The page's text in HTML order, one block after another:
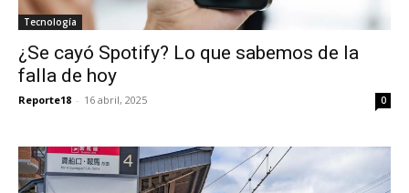
Tecnología
¿Se cayó Spotify? Lo que sabemos de la
falla de hoy
Reporte18 - 16 abril, 2025 0